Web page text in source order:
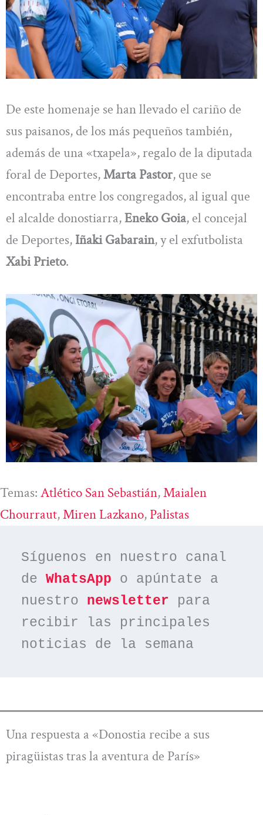
De este homenaje se han llevado el cariño de
sus paisanos, de los más pequeños también,
además de una «txapela», regalo de la diputada
foral de Deportes,Marta Pastor, que se
encontraba entre los congregados, al igual que
el alcalde donostiarra,Eneko Goia, el concejal
de Deportes, Iñaki Gabarain, y el exfutbolista
Xabi Prieto.
Temas: Atlético San Sebastián, Maialen
Chourraut, Miren Lazkano, Palistas
Síguenos en nuestro canal
de WhatsApp o apúntate a
nuestro newsletter para
recibir las principales
noticias de la semana
Una respuesta a «Donostia recibe a sus
piragüistas tras la aventura de París»